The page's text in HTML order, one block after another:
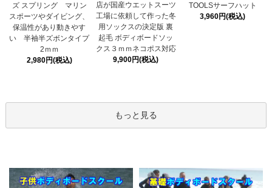
ズ スプリング マリン
スポーツやダイビング、
保温性があり動きやす
い 半袖半ズボンタイプ
2ｍｍ
2,980円(税込)
店が国産ウエットスーツ
工場に依頼して作った冬
用ソックスの決定版 裏
起毛 ボディボードソッ
クス３ｍｍネコポス対応
9,900円(税込)
TOOLSサーフハット
3,960円(税込)
もっと見る